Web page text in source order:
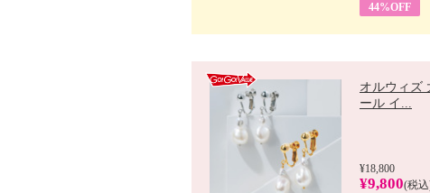
44%OFF
オルウィズ
ール イ...
¥18,800
¥9,800(税